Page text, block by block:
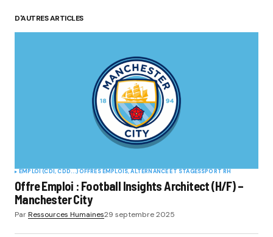
D'AUTRES ARTICLES
EMPLOI (CDI, CDD...)OFFRES EMPLOIS, ALTERNANCE ET STAGESSPORT RH
Offre Emploi : Football Insights Architect (H/F) –
Manchester City
ParRessources Humaines29 septembre 2025